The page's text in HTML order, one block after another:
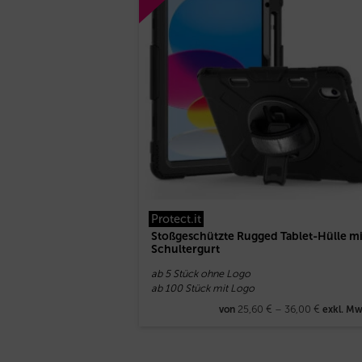
Protect.it
Stoßgeschützte Rugged Tablet-Hülle
Schultergurt
ab 5 Stück ohne Logo
ab 100 Stück mit Logo
von 25,60 € – 36,00 € exkl.